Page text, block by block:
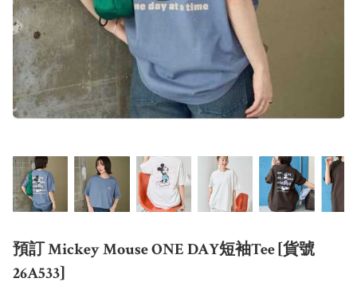
預訂 Mickey Mouse ONE DAY短袖Tee [貨號
26A533]